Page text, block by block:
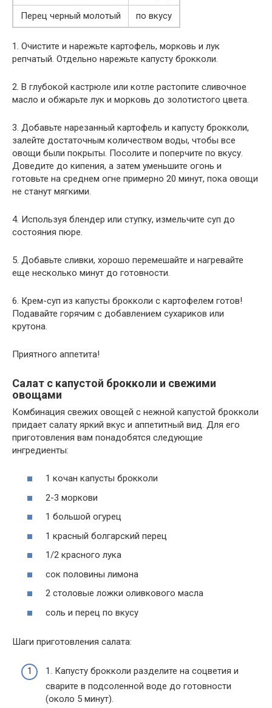
Перец черный молотый
по вкусу
1. Очистите и нарежьте картофель, морковь и лук
репчатый. Отдельно нарежьте капусту брокколи.
2. В глубокой кастрюле или котле растопите сливочное
масло и обжарьте лук и морковь до золотистого цвета.
3. Добавьте нарезанный картофель и капусту брокколи,
залейте достаточным количеством воды, чтобы все
овощи были покрыты. Посолите и поперчите по вкусу.
Доведите до кипения, а затем уменьшите огонь и
готовьте на среднем огне примерно 20 минут, пока овощи
не станут мягкими.
4. Используя блендер или ступку, измельчите суп до
состояния пюре.
5. Добавьте сливки, хорошо перемешайте и нагревайте
еще несколько минут до готовности.
6. Крем-суп из капусты брокколи с картофелем готов!
Подавайте горячим с добавлением сухариков или
крутона.
Приятного аппетита!
Салат с капустой брокколи и свежими
овощами
Комбинация свежих овощей с нежной капустой брокколи
придает салату яркий вкус и аппетитный вид. Для его
приготовления вам понадобятся следующие
ингредиенты:
1 кочан капусты брокколи
2-3 моркови
1 большой огурец
1 красный болгарский перец
1/2 красного лука
сок половины лимона
2 столовые ложки оливкового масла
соль и перец по вкусу
Шаги приготовления салата:
1. Капусту брокколи разделите на соцветия и
сварите в подсоленной воде до готовности
(около 5 минут).